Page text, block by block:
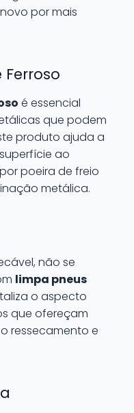
por mais
é essencial
que podem
produto ajuda a
ao
poeira de freio
metálica.
não se
limpa pneus
o aspecto
que ofereçam
ressecamento e